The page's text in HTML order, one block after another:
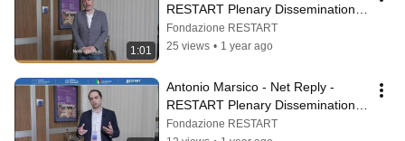
1:01
RESTART Plenary Dissemination
Workshop | Palermo 2025
Fondazione RESTART
25 views • 1 year ago
Antonio Marsico - Net Reply -
RESTART Plenary Dissemination
Workshop | Palermo 2025
Fondazione RESTART